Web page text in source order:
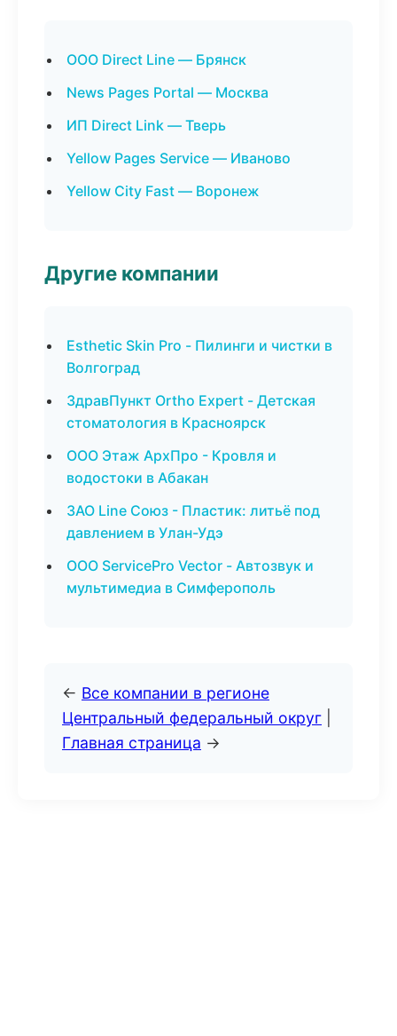
ООО Direct Line — Брянск
News Pages Portal — Москва
ИП Direct Link — Тверь
Yellow Pages Service — Иваново
Yellow City Fast — Воронеж
Другие компании
Esthetic Skin Pro - Пилинги и чистки в
Волгоград
ЗдравПункт Ortho Expert - Детская
стоматология в Красноярск
ООО Этаж АрхПро - Кровля и
водостоки в Абакан
ЗАО Line Союз - Пластик: литьё под
давлением в Улан-Удэ
ООО ServicePro Vector - Автозвук и
мультимедиа в Симферополь
← Все компании в регионе
Центральный федеральный округ
Главная страница →